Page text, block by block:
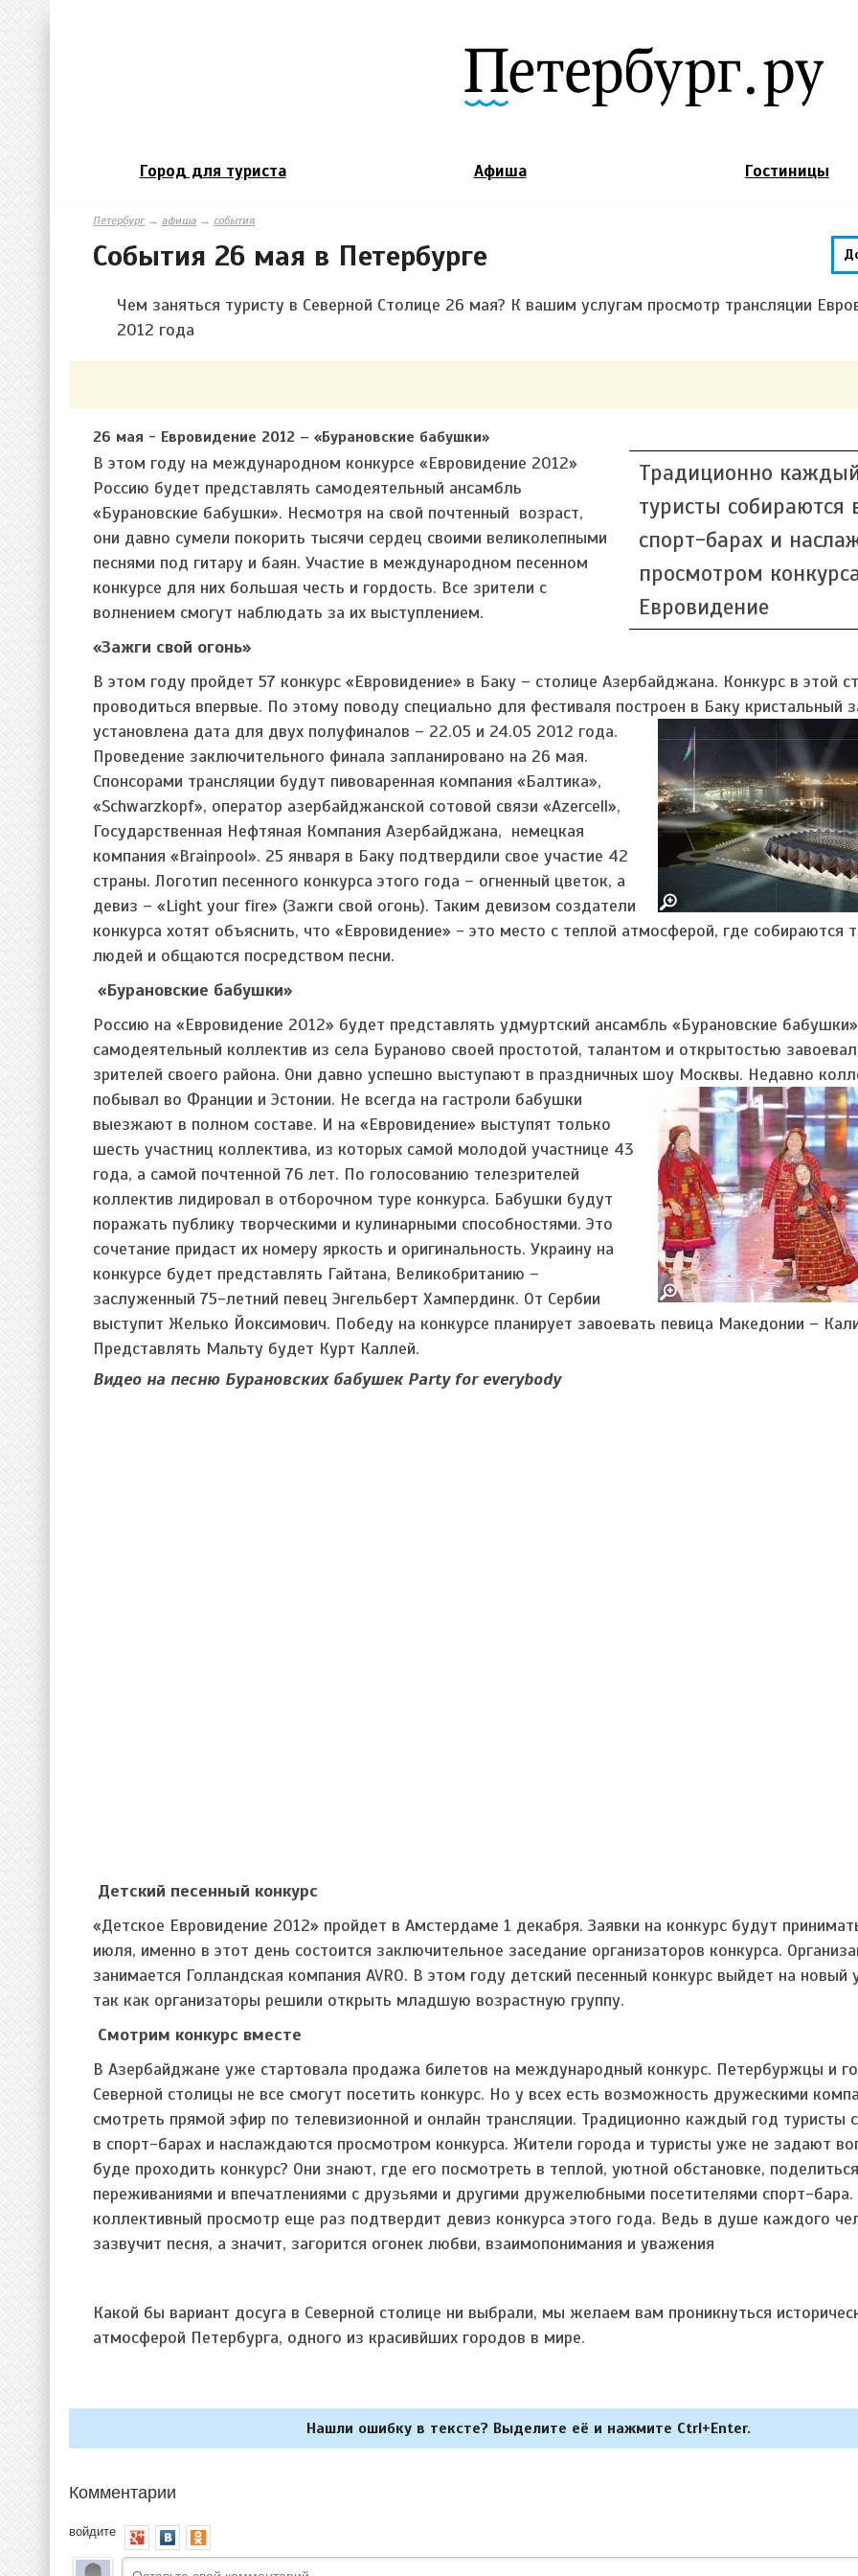
Город для туриста Афиша Гостиницы
Петербург→ афиша → события
События 26 мая в Петербурге
Чем заняться туристу в Северной Столице 26 мая? К вашим услугам просмотр трансляции
2012 года
26 мая - Евровидение 2012 – «Бурановские бабушки»
Традиционно
туристы собираются
спорт-барах и
просмотром
Евровидение
В этом году на международном конкурсе «Евровидение 2012»
Россию будет представлять самодеятельный ансамбль
«Бурановские бабушки». Несмотря на свой почтенный возраст,
они давно сумели покорить тысячи сердец своими великолепными
песнями под гитару и баян. Участие в международном песенном
конкурсе для них большая честь и гордость. Все зрители с
волнением смогут наблюдать за их выступлением.
«Зажги свой огонь»
В этом году пройдет 57 конкурс «Евровидение» в Баку – столице Азербайджана. Конкурс в этой
проводиться впервые. По этому поводу специально для фестиваля построен в Баку кристальный
установлена дата для двух полуфиналов – 22.05 и 24.05 2012 года.
Проведение заключительного финала запланировано на 26 мая.
Спонсорами трансляции будут пивоваренная компания «Балтика»,
«Schwarzkopf», оператор азербайджанской сотовой связи «Azercell»,
Государственная Нефтяная Компания Азербайджана, немецкая
компания «Brainpool». 25 января в Баку подтвердили свое участие 42
страны. Логотип песенного конкурса этого года – огненный цветок, а
девиз – «Light your fire» (Зажги свой огонь). Таким девизом создатели
конкурса хотят объяснить, что «Евровидение» - это место с теплой атмосферой, где собираются
людей и общаются посредством песни.
«Бурановские бабушки»
Россию на «Евровидение 2012» будет представлять удмуртский ансамбль «Бурановские
самодеятельный коллектив из села Бураново своей простотой, талантом и открытостью
зрителей своего района. Они давно успешно выступают в праздничных шоу Москвы. Недавно
побывал во Франции и Эстонии. Не всегда на гастроли бабушки
выезжают в полном составе. И на «Евровидение» выступят только
шесть участниц коллектива, из которых самой молодой участнице 43
года, а самой почтенной 76 лет. По голосованию телезрителей
коллектив лидировал в отборочном туре конкурса. Бабушки будут
поражать публику творческими и кулинарными способностями. Это
сочетание придаст их номеру яркость и оригинальность. Украину на
конкурсе будет представлять Гайтана, Великобританию –
заслуженный 75-летний певец Энгельберт Хампердинк. От Сербии
выступит Желько Йоксимович. Победу на конкурсе планирует завоевать певица Македонии –
Представлять Мальту будет Курт Каллей.
Видео на песню Бурановских бабушек Party for everybody
Детский песенный конкурс
«Детское Евровидение 2012» пройдет в Амстердаме 1 декабря. Заявки на конкурс будут
июля, именно в этот день состоится заключительное заседание организаторов конкурса.
занимается Голландская компания AVRO. В этом году детский песенный конкурс выйдет на новый
так как организаторы решили открыть младшую возрастную группу.
Смотрим конкурс вместе
В Азербайджане уже стартовала продажа билетов на международный конкурс. Петербуржцы и
Северной столицы не все смогут посетить конкурс. Но у всех есть возможность дружескими
смотреть прямой эфир по телевизионной и онлайн трансляции. Традиционно каждый год туристы
в спорт-барах и наслаждаются просмотром конкурса. Жители города и туристы уже не задают
буде проходить конкурс? Они знают, где его посмотреть в теплой, уютной обстановке,
переживаниями и впечатлениями с друзьями и другими дружелюбными посетителями спорт-бара.
коллективный просмотр еще раз подтвердит девиз конкурса этого года. Ведь в душе каждого
зазвучит песня, а значит, загорится огонек любви, взаимопонимания и уважения
Какой бы вариант досуга в Северной столице ни выбрали, мы желаем вам проникнуться
атмосферой Петербурга, одного из красивйших городов в мире.
Нашли ошибку в тексте? Выделите её и нажмите Ctrl+Enter.
Комментарии
войдите